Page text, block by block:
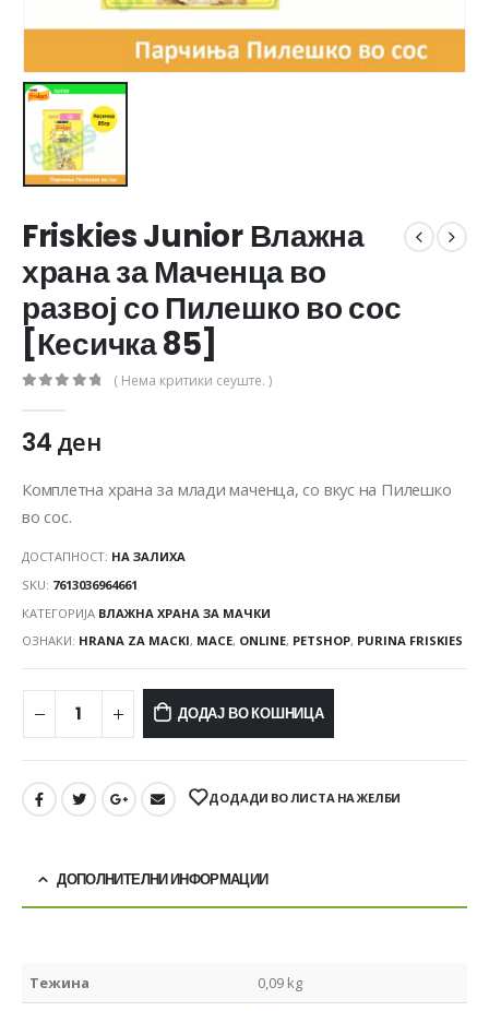
Friskies Junior Влажна
храна за Маченца во
развој со Пилешко во сос
[Кесичка 85]
( Нема критики сеуште. )
34ден
Комплетна храна за млади маченца, со вкус на Пилешко
во сос.
ДОСТАПНОСТ: НА ЗАЛИХА
SKU: 7613036964661
КАТЕГОРИЈА ВЛАЖНА ХРАНА ЗА МАЧКИ
ОЗНАКИ: HRANA ZA MACKI, MACE, ONLINE, PETSHOP, PURINA FRISKIES
ДОДАЈ ВО КОШНИЦА
ДОДАДИ ВО ЛИСТА НА ЖЕЛБИ
ДОПОЛНИТЕЛНИ ИНФОРМАЦИИ
Тежина 0,09 kg